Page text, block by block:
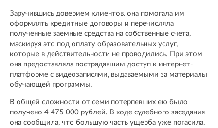
Заручившись доверием клиентов, она помогала им
оформлять кредитные договоры и перечисляла
полученные заемные средства на собственные счета,
маскируя это под оплату образовательных услуг,
которые в действительности не проводились. При этом
она предоставляла пострадавшим доступ к интернет-
платформе с видеозаписями, выдаваемыми за материалы
обучающей программы.
В общей сложности от семи потерпевших ею было
получено 4 475 000 рублей. В ходе судебного заседания
она сообщила, что большую часть ущерба уже погасила.